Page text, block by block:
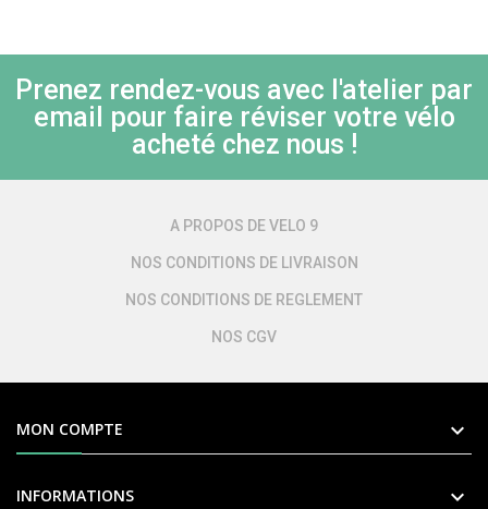
Prenez rendez-vous avec l'atelier par
email pour faire réviser votre vélo
acheté chez nous !
A PROPOS DE VELO 9
NOS CONDITIONS DE LIVRAISON
NOS CONDITIONS DE REGLEMENT
NOS CGV
MON COMPTE 
INFORMATIONS 